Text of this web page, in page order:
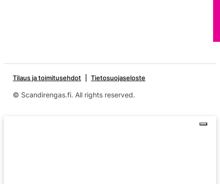
Tilaus ja toimitusehdot Tietosuojaseloste
© Scandirengas.fi. All rights reserved.